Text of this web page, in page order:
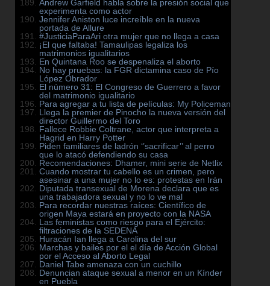
Andrew Garfield habla sobre la presión social que
experimenta como actor
Jennifer Aniston luce increíble en la nueva
portada de Allure
#JusticiaParaAri otra mujer que no llega a casa
¡El que faltaba! Tamaulipas legaliza los
matrimonios igualitarios
En Quintana Roo se despenaliza el aborto
No hay pruebas: la FGR dictamina caso de Pío
López Obrador
El número 31: El Congreso de Guerrero a favor
del matrimonio igualitario
Para agregar a tu lista de películas: My Policeman
Llega la premier de Pinocho la nueva versión del
director Guillermo del Toro
Fallece Robbie Coltrane, actor que interpreta a
Hagrid en Harry Potter
Piden familiares de ladrón ‘’sacrificar’’ al perro
que lo atacó defendiendo su casa
Recomendaciones: Dhamer, mini serie de Netlix
Cuando mostrar tu cabello es un crimen, pero
asesinar a una mujer no lo es: protestas en Irán
Diputada transexual de Morena declara que es
una trabajadora sexual y no lo ve mal
Para recordar nuestras raíces: Científico de
origen Maya estará en proyecto con la NASA
Las feministas como riesgo para el Ejército:
filtraciones de la SEDENA
Huracán Ian llega a Carolina del sur
Marchas y bailes por el el día de Acción Global
por el Acceso al Aborto Legal
Daniel Tabe amenaza con un cuchillo
Denuncian ataque sexual a menor en un Kínder
en Puebla